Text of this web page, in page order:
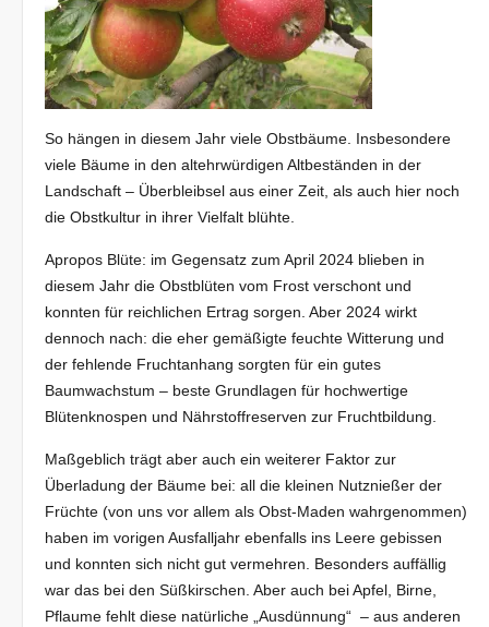
So hängen in diesem Jahr viele Obstbäume. Insbesondere
viele Bäume in den altehrwürdigen Altbeständen in der
Landschaft – Überbleibsel aus einer Zeit, als auch hier noch
die Obstkultur in ihrer Vielfalt blühte.
Apropos Blüte: im Gegensatz zum April 2024 blieben in
diesem Jahr die Obstblüten vom Frost verschont und
konnten für reichlichen Ertrag sorgen. Aber 2024 wirkt
dennoch nach: die eher gemäßigte feuchte Witterung und
der fehlende Fruchtanhang sorgten für ein gutes
Baumwachstum – beste Grundlagen für hochwertige
Blütenknospen und Nährstoffreserven zur Fruchtbildung.
Maßgeblich trägt aber auch ein weiterer Faktor zur
Überladung der Bäume bei: all die kleinen Nutznießer der
Früchte (von uns vor allem als Obst-Maden wahrgenommen)
haben im vorigen Ausfalljahr ebenfalls ins Leere gebissen
und konnten sich nicht gut vermehren. Besonders auffällig
war das bei den Süßkirschen. Aber auch bei Apfel, Birne,
Pflaume fehlt diese natürliche „Ausdünnung“ – aus anderen